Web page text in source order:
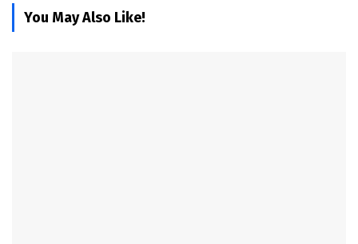
You May Also Like!